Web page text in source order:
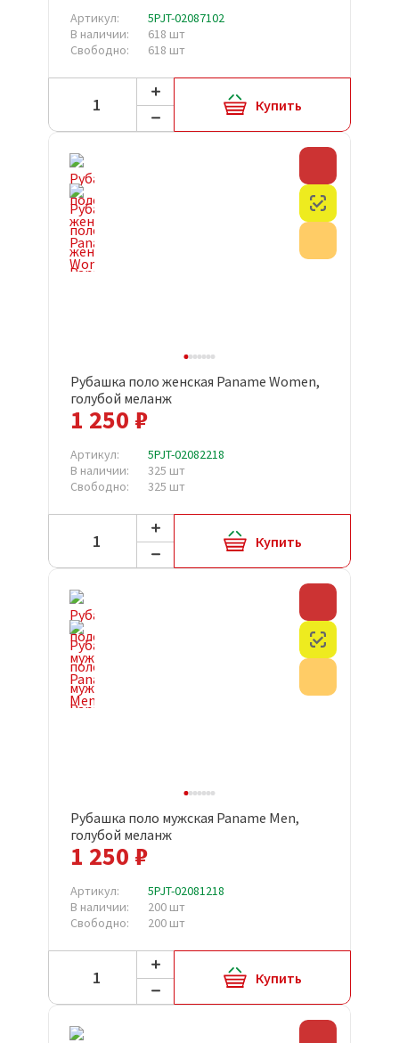
Артикул:
5PJT-02087102
В наличии:
618 шт
Свободно:
618 шт
Купить
Рубашка поло женская Paname Women,
голубой меланж
1 250 ₽
Артикул:
5PJT-02082218
В наличии:
325 шт
Свободно:
325 шт
Купить
Рубашка поло мужская Paname Men,
голубой меланж
1 250 ₽
Артикул:
5PJT-02081218
В наличии:
200 шт
Свободно:
200 шт
Купить